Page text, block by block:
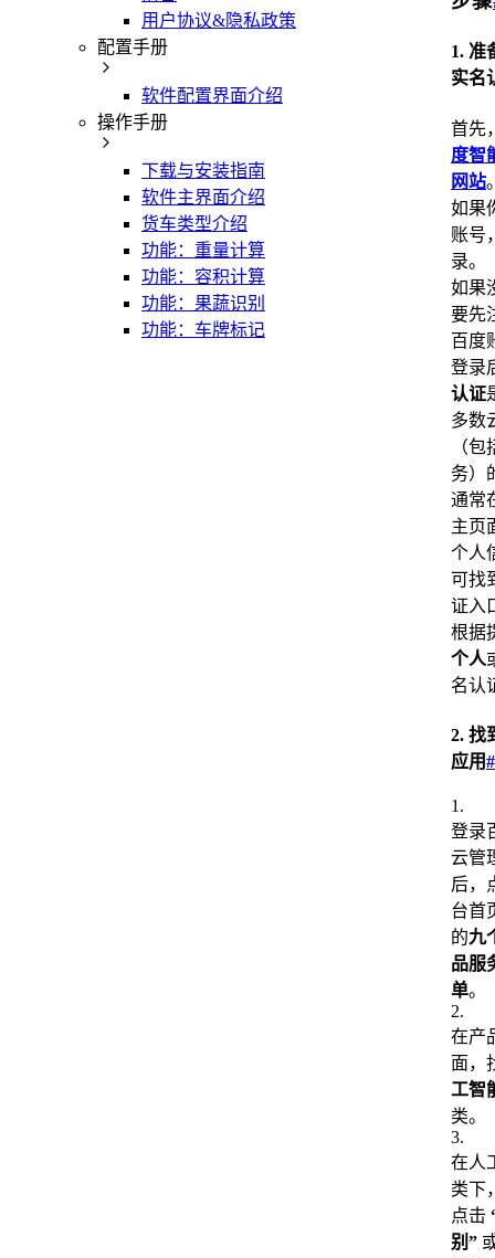
用户协议&隐私政策
配置手册
软件配置界面介绍
操作手册
下载与安装指南
软件主界面介绍
货车类型介绍
功能：重量计算
功能：容积计算
功能：果蔬识别
功能：车牌标记
1. 准
实名
首先
度智
网站
如果
账号
录。
如果
要先
百度
登录
认证
多数
（
务）
通常
主页
个人
可找
证入
根据
个人
名认
2. 找
应用#
1 .
登录
云管
后，
台首
的九
品服
单。
2.
在产
面，
工智
类。
3.
在人
类下
点击
别”